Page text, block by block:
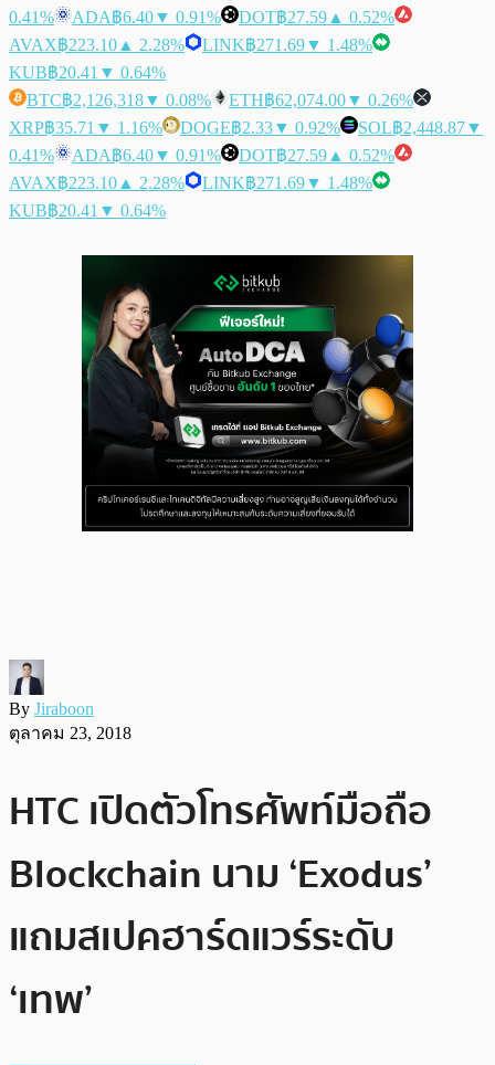
0.41%
ADA฿6.40▼ 0.91% DOT฿27.59 ▲ 0.52%
AVAX฿223.10 ▲ 2.28% LINK฿271.69▼ 1.48%
KUB฿20.41 ▼ 0.64%
BTC฿2,126,318▼ 0.08% ETH฿62,074.00▼ 0.26%
XRP฿35.71 ▼ 1.16% DOGE฿2.33▼ 0.92% SOL฿2,448.87▼
0.41%
ADA฿6.40▼ 0.91% DOT฿27.59 ▲ 0.52%
AVAX฿223.10 ▲ 2.28% LINK฿271.69▼ 1.48%
KUB฿20.41 ▼ 0.64%
By Jiraboon
ตุลาคม 23, 2018
HTC เปิดตัวโทรศัพท์มือถือ
Blockchain นาม ‘Exodus’
แถมสเปคฮาร์ดแวร์ระดับ
‘เทพ’